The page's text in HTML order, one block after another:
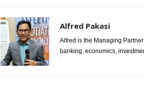
Alfred Pakasi
Alfred is the Managing
banking, economics,